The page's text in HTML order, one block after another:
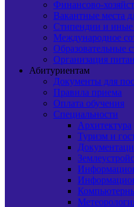
Финансово-
Вакантные места
Стипендии и иные
Международное
Образовательные
Организация
Абитуриентам
Документы для
Правила приема
Оплата обучения
Специальности
Архитектура
Туризм и